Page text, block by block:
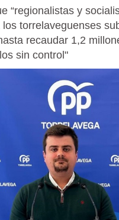
“regionalistas y
torrelaveguenses
recaudar 1,2
sin control"